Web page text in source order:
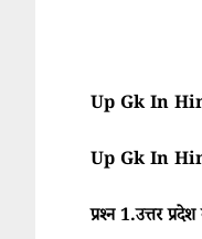
Up Gk In
Up Gk In
प्रश्न 1.उत्तर